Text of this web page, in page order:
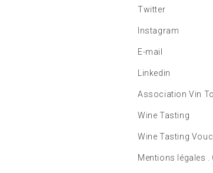
Twitter
Instagram
E-mail
Linkedin
Association Vin
Wine Tasting
Wine Tasting
Mentions légales .